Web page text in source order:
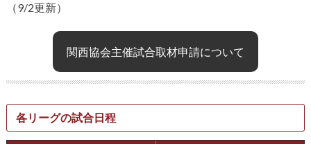
（9/2更新）
関西協会主催試合取材申請について
各リーグの試合日程